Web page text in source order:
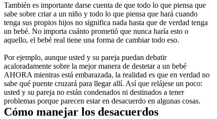
También es importante darse cuenta de que todo lo que piensa que
sabe sobre criar a un niño y todo lo que piensa que hará cuando
tenga sus propios hijos no significa nada hasta que de verdad tenga
un bebé. No importa cuánto prometió que nunca haría esto o
aquello, el bebé real tiene una forma de cambiar todo eso.
Por ejemplo, aunque usted y su pareja puedan debatir
acaloradamente sobre la mejor manera de destetar a un bebé
AHORA mientras está embarazada, la realidad es que en verdad no
sabe qué puente cruzará para llegar allí. Así que relájese un poco:
usted y su pareja no están condenados ni destinados a tener
problemas porque parecen estar en desacuerdo en algunas cosas.
Cómo manejar los desacuerdos